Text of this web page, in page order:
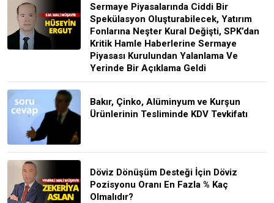
Sermaye Piyasalarında Ciddi Bir
Spekülasyon Oluşturabilecek, Yatırım
Fonlarına Neşter Kural Değişti, SPK’dan
Kritik Hamle Haberlerine Sermaye
Piyasası Kurulundan Yalanlama Ve
Yerinde Bir Açıklama Geldi
Bakır, Çinko, Alüminyum ve Kurşun
Ürünlerinin Tesliminde KDV Tevkifatı
Döviz Dönüşüm Desteği İçin Döviz
Pozisyonu Oranı En Fazla % Kaç
Olmalıdır?